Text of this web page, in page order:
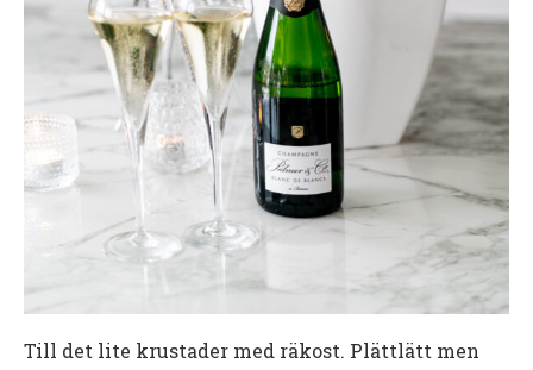
Till det lite krustader med räkost. Plättlätt men